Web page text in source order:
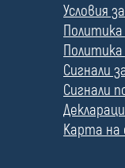
л
е
Условия
Политика
Сигнали
Сигнали
Карта на